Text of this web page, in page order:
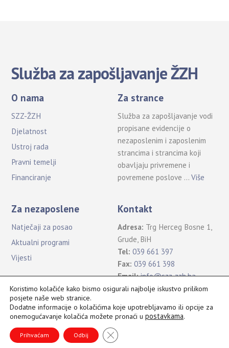
Služba za zapošljavanje ŽZH
O nama
SZZ-ŽZH
Djelatnost
Ustroj rada
Pravni temelji
Financiranje
Za strance
Služba za zapošljavanje vodi
propisane evidencije o
nezaposlenim i zaposlenim
strancima i strancima koji
obavljaju privremene i
povremene poslove …Više
Za nezaposlene
Natječaji za posao
Aktualni programi
Vijesti
Kontakt
Adresa: Trg Herceg Bosne 1,
Grude, BiH
Tel: 039 661 397
Fax: 039 661 398
Email: info@szz-zzh.ba
Sva prava pridržana Služba za zapošljavanje ŽZH ©2021
Koristimo kolačiće kako bismo osigurali najbolje iskustvo prilikom
posjete naše web stranice.
Dodatne informacije o kolačićima koje upotrebljavamo ili opcije za
onemogućavanje kolačića možete pronaći u postavkama.
Prihvaćam Odbij CLOSE GDPR COOKIE BANNER